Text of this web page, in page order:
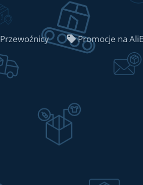
Przewoźnicy Promocje na